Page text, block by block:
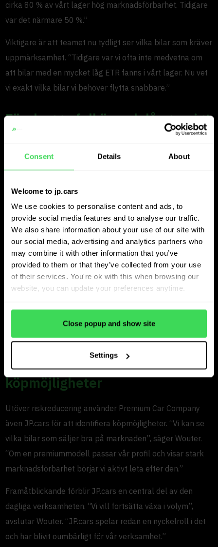
Consent Details About
Welcome to jp.cars
We use cookies to personalise content and ads, to
provide social media features and to analyse our traffic.
We also share information about your use of our site with
our social media, advertising and analytics partners who
may combine it with other information that you’ve
provided to them or that they’ve collected from your use
of their services. You're ok with this when browsing our
website, you can update your preferences anytime.
Close popup and show site
Settings
cirka 80 % av vårt lager hög marknadsförbarhet. Tidigare
var det närmare 50 %.”
Viktigare är att teamet nu tydligt ser vilka bilar som kräver
uppmärksamhet. “Tidigare var vi ofta inte medvetna om
att bilar med en mycket låg ETR fanns i vårt lager. Nu vet
vi exakt vilka bilar vi behöver flytta snabbare.”
Förebygga felköp och långvarigt
lager
JP.cars hjälper också till att skydda Premium Car
erbjuder oss en exklusiv modell tittar vi först på ETR
istället för att förlita oss på magkänslan”, förklarar
Wouter. “Om liknande bilar redan finns hos konkurrenter
är vi mycket snabbare att säga nej.”
Detta tillvägagångssätt minskar risken för att samla på
sig långsamgående produkter. “Självklart fattas det
slutgiltiga beslutet fortfarande av en person. Om jag
Programvaran är en indikation, inte en order. Men vi bygger
inte längre upp långvarigt lager utan att inse det.”
Identifiera riktade
köpmöjligheter
Utöver riskreducering använder Premium Car Company
även JP.cars för att identifiera köpmöjligheter. “Vi kan se
vilka bilar som säljer bra på marknaden”, säger Wouter.
“Om en premiummodell passar vår profil och visar stark
marknadsförbarhet börjar vi aktivt leta efter den.”
Framåtblickande förblir JP.cars en central del av den
dagliga verksamheten. “Vi vill fortsätta växa i volym”,
avslutar Wouter. “JP.cars spelar redan en nyckelroll i det
och har blivit oumbärligt för vår verksamhet.”